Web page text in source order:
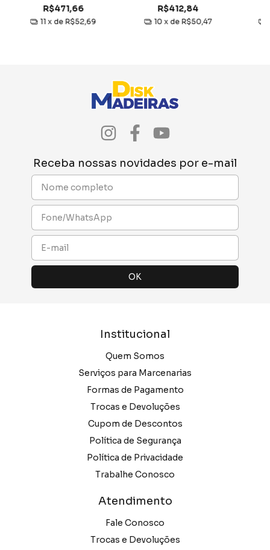
R$471,66
11 x deR$52,69
R$412,84
10 x deR$50,47
Receba nossas novidades por e-mail
Institucional
Quem Somos
Serviços para Marcenarias
Formas de Pagamento
Trocas e Devoluções
Cupom de Descontos
Política de Segurança
Política de Privacidade
Trabalhe Conosco
Atendimento
Fale Conosco
Trocas e Devoluções